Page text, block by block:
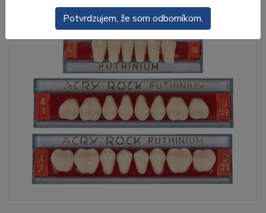
Potvrdzujem, že som odborníkom.